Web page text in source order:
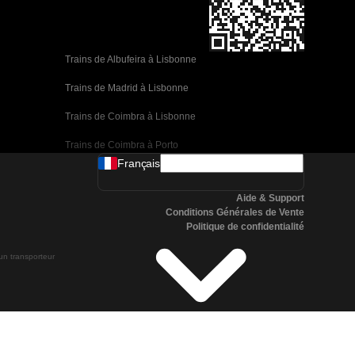
Trains de Albufeira à Lisbonne
Trains de Madrid à Lisbonne
Trains de Coimbra à Lisbonne
Trains de Coimbra à Porto
Trains de Valence à Barcelone
Trains de Malaga à Barcelone
Trains de Malaga à Madrid
Trains de Cordoue à Madrid
transporteur
Français
Aide & Support
Conditions Générales de Vente
Politique de confidentialité